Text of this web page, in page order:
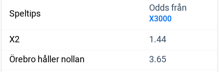
Speltips Odds från
X3000
X2
1.44
Örebro håller nollan
3.65